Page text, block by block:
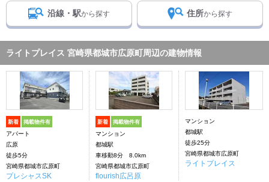
沿線・駅から探す 住所から探す
ライトプレイス 宮崎県都城市広原町周辺の建物情報
新着 掲載物件有
アパート
広原
徒歩5分
宮崎県都城市広原町
プレシャスSK
新着 掲載物件有
マンション
都城駅
車移動8分 8.0km
宮崎県都城市広原町
flourish広呂原
マンション
都城駅
徒歩25分
宮崎県都城市広原町
ライトプレイス